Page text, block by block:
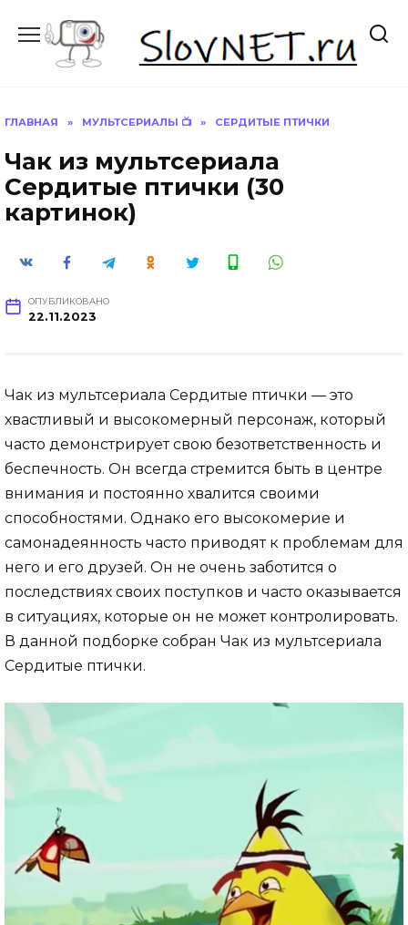
содержанию
ГЛАВНАЯ » МУЛЬТСЕРИАЛЫ 📺 » СЕРДИТЫЕ ПТИЧКИ
Чак из мультсериала
Сердитые птички (30
картинок)
ОПУБЛИКОВАНО
22.11.2023
Чак из мультсериала Сердитые птички — это
хвастливый и высокомерный персонаж, который
часто демонстрирует свою безответственность и
беспечность. Он всегда стремится быть в центре
внимания и постоянно хвалится своими
способностями. Однако его высокомерие и
самонадеянность часто приводят к проблемам для
него и его друзей. Он не очень заботится о
последствиях своих поступков и часто оказывается
в ситуациях, которые он не может контролировать.
В данной подборке собран Чак из мультсериала
Сердитые птички.